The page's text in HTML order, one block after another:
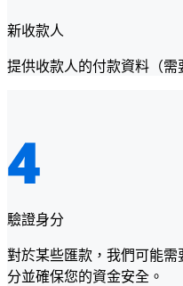
新收款人
提供收款人的付款資料（需
驗證身分
對於某些匯款，我們可能
分並確保您的資金安全。